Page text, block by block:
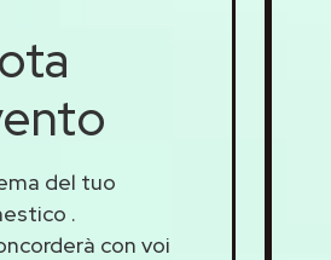
del tuo
.
con voi